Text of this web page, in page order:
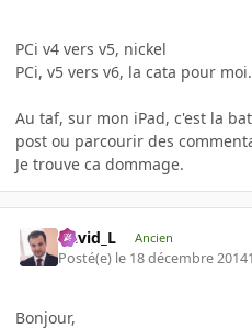
PCi v4 vers v5, nickel
PCi, v5 vers v6, la cata pour moi.
Au taf, sur mon iPad, c'est la
post ou parcourir des
Je trouve ca dommage.
David_L Ancien
Posté(e) le 18 décembre 2014
Bonjour,